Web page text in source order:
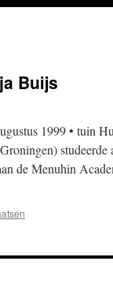
Buijs
1999 • tuin
studeerde
de Menuhin